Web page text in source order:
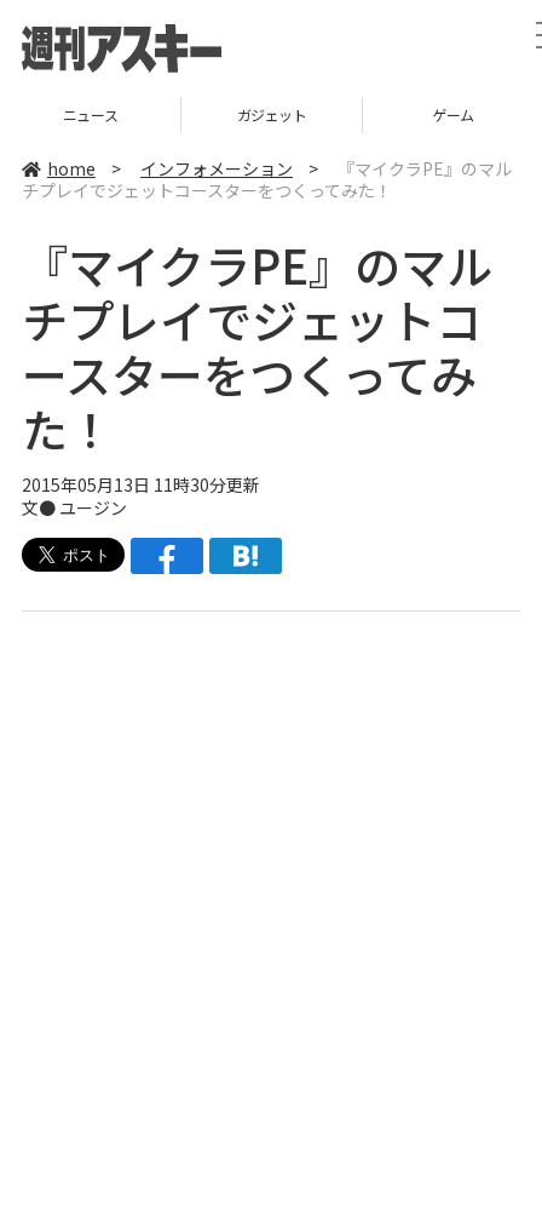
ニュース ガジェット ゲーム
home > インフォメーション >
『マイクラPE』のマル
チプレイでジェットコースターをつくってみた！
『マイクラPE』のマル
チプレイでジェットコ
ースターをつくってみ
た！
2015年05月13日 11時30分更新
文● ユージン